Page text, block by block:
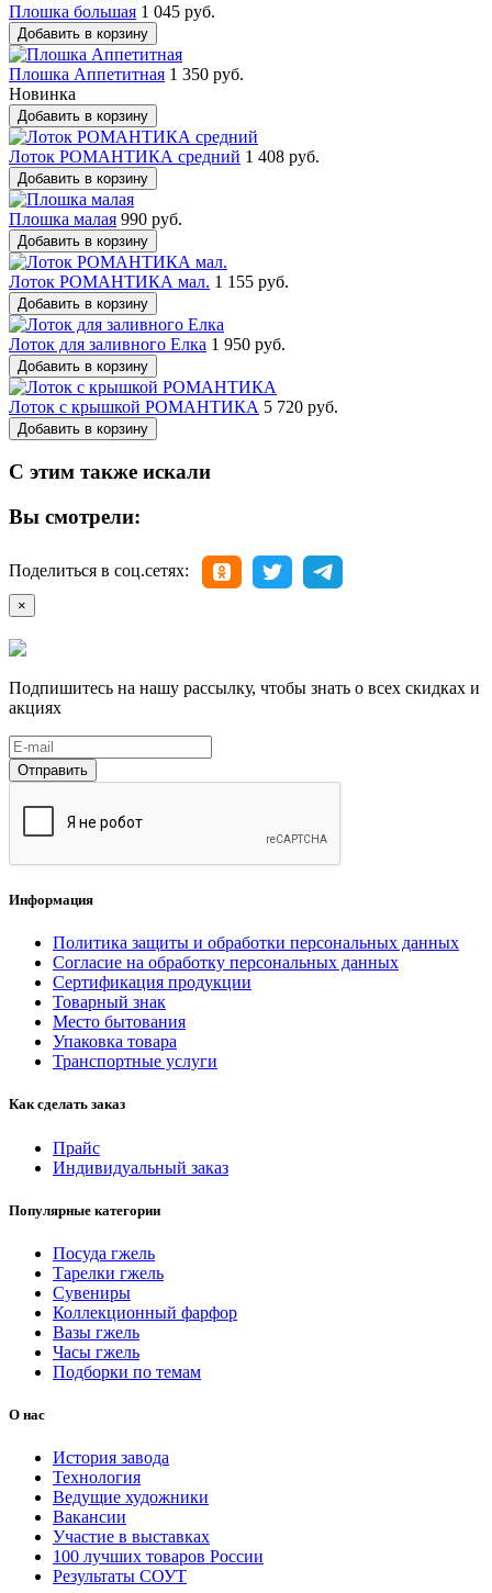
Плошка большая 1 045 руб.
Добавить в корзину
Плошка Аппетитная 1 350 руб.
Новинка
Добавить в корзину
Лоток РОМАНТИКА средний 1 408 руб.
Добавить в корзину
Плошка малая 990 руб.
Добавить в корзину
Лоток РОМАНТИКА мал. 1 155 руб.
Добавить в корзину
Лоток для заливного Елка 1 950 руб.
Добавить в корзину
Лоток с крышкой РОМАНТИКА 5 720 руб.
Добавить в корзину
С этим также искали
Вы смотрели:
Поделиться в соц.сетях:
×
Подпишитесь на нашу рассылку, чтобы знать о всех скидках и
акциях
Отправить
Информация
Политика защиты и обработки персональных данных
Согласие на обработку персональных данных
Сертификация продукции
Товарный знак
Место бытования
Упаковка товара
Транспортные услуги
Как сделать заказ
Прайс
Индивидуальный заказ
Популярные категории
Посуда гжель
Тарелки гжель
Сувениры
Коллекционный фарфор
Вазы гжель
Часы гжель
Подборки по темам
О нас
История завода
Технология
Ведущие художники
Вакансии
Участие в выставках
100 лучших товаров России
Результаты СОУТ